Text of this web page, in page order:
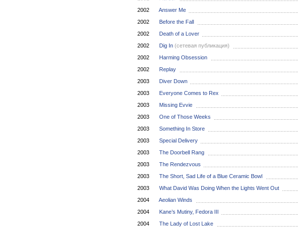
2002
Answer Me
2002
Before the Fall
2002
Death of a Lover
2002
Dig In (сетевая публикация)
2002
Harming Obsession
2002
Replay
2003
Diver Down
2003
Everyone Comes to Rex
2003
Missing Evvie
2003
One of Those Weeks
2003
Something In Store
2003
Special Delivery
2003
The Doorbell Rang
2003
The Rendezvous
2003
The Short, Sad Life of a Blue Ceramic Bowl
2003
What David Was Doing When the Lights Went Out
2004
Aeolian Winds
2004
Kane’s Mutiny, Fedora III
2004
The Lady of Lost Lake